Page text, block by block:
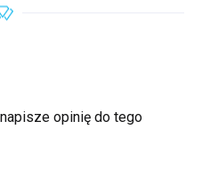
opinię do tego